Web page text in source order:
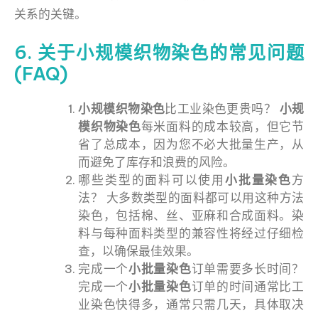
关系的关键。
6. 关于小规模织物染色的常见问题
(FAQ)
小规模织物染色比工业染色更贵吗？ 小规
模织物染色每米面料的成本较高，但它节
省了总成本，因为您不必大批量生产，从
而避免了库存和浪费的风险。
哪些类型的面料可以使用小批量染色方
法？ 大多数类型的面料都可以用这种方法
染色，包括棉、丝、亚麻和合成面料。染
料与每种面料类型的兼容性将经过仔细检
查，以确保最佳效果。
完成一个小批量染色订单需要多长时间？
完成一个小批量染色订单的时间通常比工
业染色快得多，通常只需几天，具体取决